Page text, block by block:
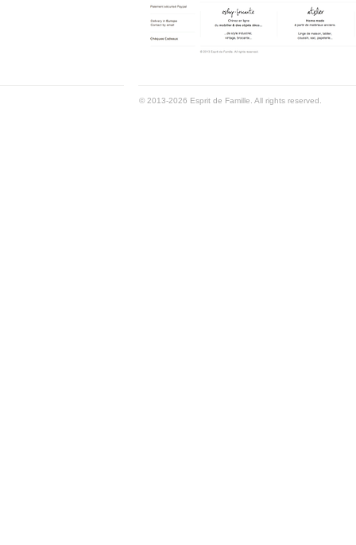
© 2013-2026 Esprit de Famille. All rights reserved.